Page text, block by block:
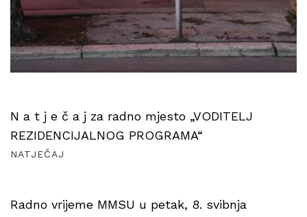
N a t j e č a j za radno mjesto „VODITELJ
REZIDENCIJALNOG PROGRAMA“
NATJEČAJ
Radno vrijeme MMSU u petak, 8. svibnja